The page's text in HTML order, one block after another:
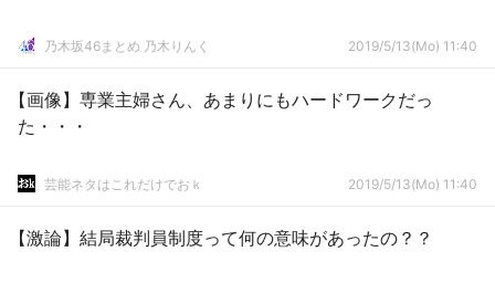
乃木坂46まとめ 乃木りんく 2019/5/13(Mo) 11:40
【画像】専業主婦さん、あまりにもハードワークだっ
た・・・
芸能ネタはこれだけでおｋ 2019/5/13(Mo) 11:40
【激論】結局裁判員制度って何の意味があったの？？